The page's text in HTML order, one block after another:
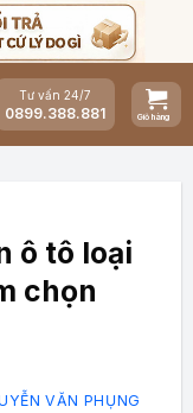
Tư vấn 24/7
0899.388.881
ô tô loại
chọn
VĂN PHỤNG